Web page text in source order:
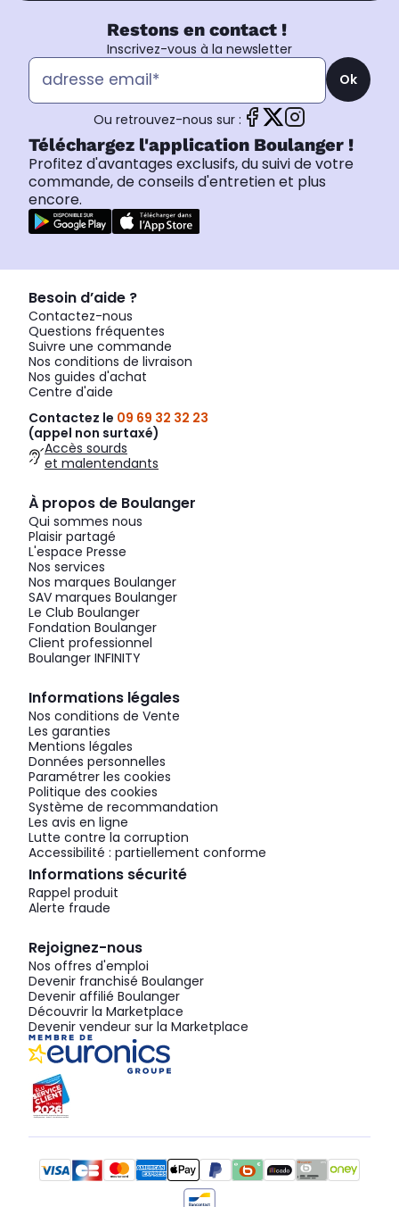
Restons en contact !
Inscrivez-vous à la newsletter
Ok
Ou retrouvez-nous sur :
Téléchargez l'application Boulanger !
Profitez d'avantages exclusifs, du suivi de votre
commande, de conseils d'entretien et plus
encore.
Besoin d’aide ?
Contactez-nous
Questions fréquentes
Suivre une commande
Nos conditions de livraison
Nos guides d'achat
Centre d'aide
Contactez le 09 69 32 32 23
(appel non surtaxé)
Accès sourds
et malentendants
À propos de Boulanger
Qui sommes nous
Plaisir partagé
L'espace Presse
Nos services
Nos marques Boulanger
SAV marques Boulanger
Le Club Boulanger
Fondation Boulanger
Client professionnel
Boulanger INFINITY
Informations légales
Nos conditions de Vente
Les garanties
Mentions légales
Données personnelles
Paramétrer les cookies
Politique des cookies
Système de recommandation
Les avis en ligne
Lutte contre la corruption
Accessibilité : partiellement conforme
Informations sécurité
Rappel produit
Alerte fraude
Rejoignez-nous
Nos offres d'emploi
Devenir franchisé Boulanger
Devenir affilié Boulanger
Découvrir la Marketplace
Devenir vendeur sur la Marketplace